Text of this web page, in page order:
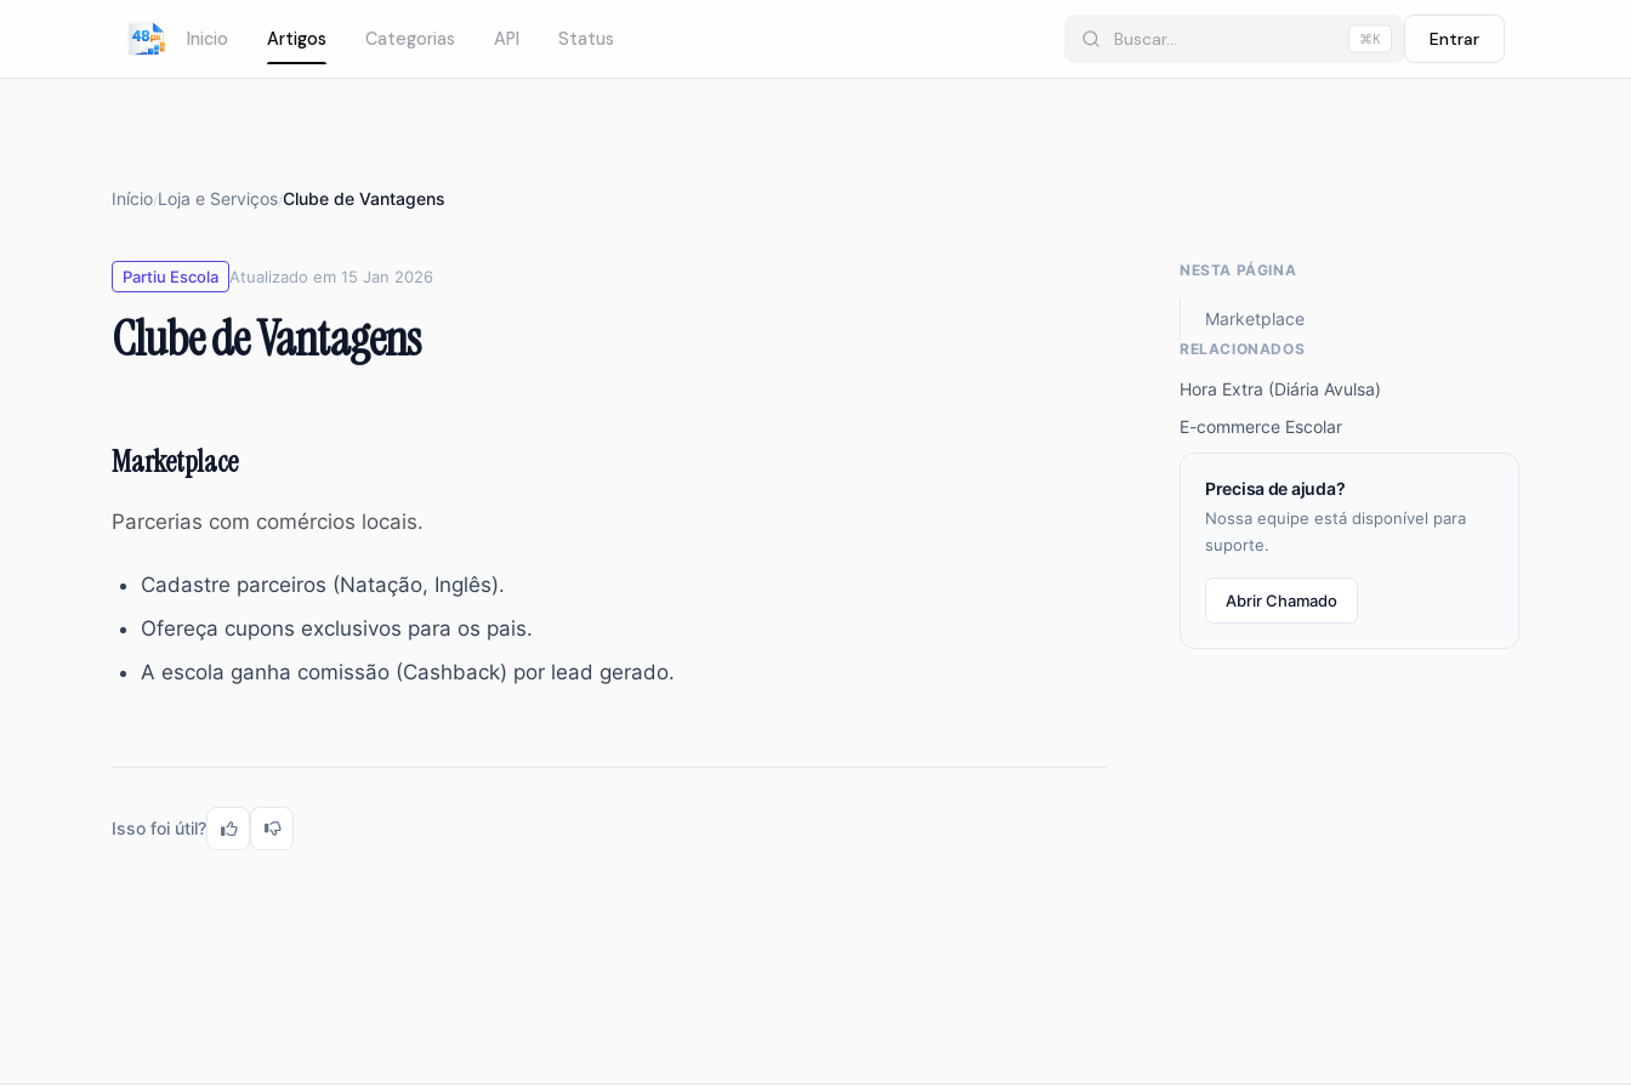
Inicio Artigos Categorias API Status ⌘K Entrar
Início/Loja e Serviços/Clube de Vantagens
Partiu Escola Atualizado em 15 Jan 2026
Clube de Vantagens
Marketplace
Parcerias com comércios locais.
Cadastre parceiros (Natação, Inglês).
Ofereça cupons exclusivos para os pais.
A escola ganha comissão (Cashback) por lead gerado.
Isso foi útil?
NESTA PÁGINA
Marketplace
RELACIONADOS
Hora Extra (Diária Avulsa)
E-commerce Escolar
Precisa de ajuda?
Nossa equipe está disponível para
suporte.
Abrir Chamado